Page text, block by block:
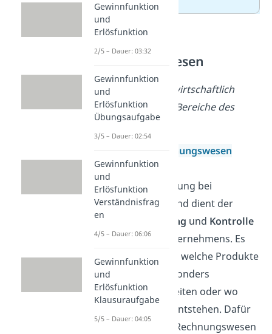
Internes
Rechnungswesen
Hauptfrage
Wie wirtschaftlich
arbeiten einzelne Bereiche des
Unternehmens?
interne Rechnungswesen
unterstützt die
Unternehmensleitung bei
Entscheidungen und dient der
Planung
Steuerung und Kontrolle
innerhalbdes Unternehmens. Es
zeigt zum Beispiel, welche Produkte
oder Bereiche besonders
wirtschaftlich arbeiten oder wo
unnötige Kosten entstehen. Dafür
nutzt das interne Rechnungswesen
Gewinnfunktion
und
Erlösfunktion
2/5 – Dauer: 03:32
Gewinnfunktion
und
Erlösfunktion
Übungsaufgabe
3/5 – Dauer: 02:54
Gewinnfunktion
und
Erlösfunktion
Verständnisfrag
en
4/5 – Dauer: 06:06
Gewinnfunktion
und
Erlösfunktion
Klausuraufgabe
5/5 – Dauer: 04:05